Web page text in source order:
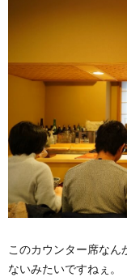
このカウンター席なん
ないみたいですねぇ。